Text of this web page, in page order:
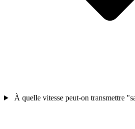
À quelle vitesse peut-on transmettre